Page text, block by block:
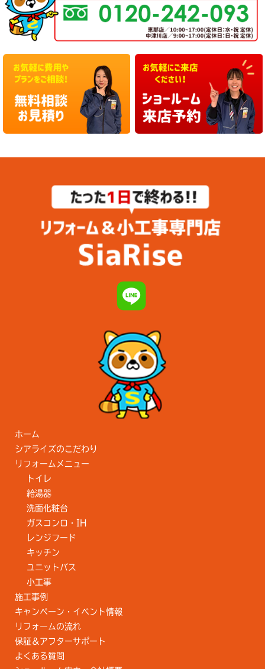
ホーム
シアライズのこだわり
リフォームメニュー
トイレ
給湯器
洗面化粧台
ガスコンロ・IH
レンジフード
キッチン
ユニットバス
小工事
施工事例
キャンペーン・イベント情報
リフォームの流れ
保証＆アフターサポート
よくある質問